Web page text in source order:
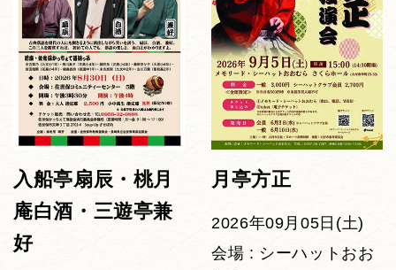
入船亭扇辰・桃月
庵白酒・三遊亭兼
好
月亭方正
2026年09月05日(土)
会場 : シーハットおお